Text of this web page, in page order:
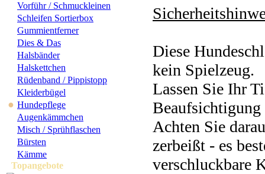
Vorführ / Schmuckleinen
Schleifen Sortierbox
Gummientferner
Dies & Das
Halsbänder
Halskettchen
Rüdenband / Pippistopp
Kleiderbügel
● Hundepflege
Augenkämmchen
Misch / Sprühflaschen
Bürsten
Kämme
Topangebote
Diese
kein Spielzeug.
Lassen Sie Ihr
Beaufsichtigung
Achten Sie
zerbeißt - es
verschluckbare